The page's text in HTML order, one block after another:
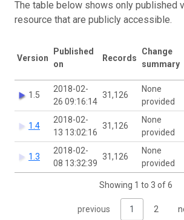
The table below shows only published
resource that are publicly accessible.
Version
Published
on
Records
Change
summary
1.5
2018-02-
26 09:16:14
31,126
None
provided
1.4
2018-02-
13 13:02:16
31,126
None
provided
1.3
2018-02-
08 13:32:39
31,126
None
provided
Showing 1 to 3 of 6
previous 1 2